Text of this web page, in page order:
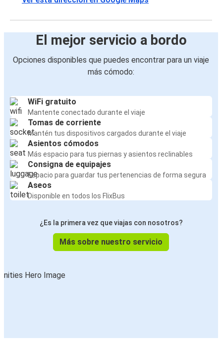
El mejor servicio a bordo
Opciones disponibles que puedes encontrar para un viaje
más cómodo:
WiFi gratuito
Mantente conectado durante el viaje
Tomas de corriente
Mantén tus dispositivos cargados durante el viaje
Asientos cómodos
Más espacio para tus piernas y asientos reclinables
Consigna de equipajes
Espacio para guardar tus pertenencias de forma segura
Aseos
Disponible en todos los FlixBus
¿Es la primera vez que viajas con nosotros?
Más sobre nuestro servicio